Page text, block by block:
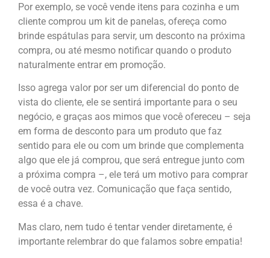
Por exemplo, se você vende itens para cozinha e um
cliente comprou um kit de panelas, ofereça como
brinde espátulas para servir, um desconto na próxima
compra, ou até mesmo notificar quando o produto
naturalmente entrar em promoção.
Isso agrega valor por ser um diferencial do ponto de
vista do cliente, ele se sentirá importante para o seu
negócio, e graças aos mimos que você ofereceu – seja
em forma de desconto para um produto que faz
sentido para ele ou com um brinde que complementa
algo que ele já comprou, que será entregue junto com
a próxima compra –, ele terá um motivo para comprar
de você outra vez. Comunicação que faça sentido,
essa é a chave.
Mas claro, nem tudo é tentar vender diretamente, é
importante relembrar do que falamos sobre empatia!